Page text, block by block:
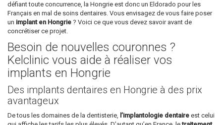
défiant toute concurrence, la Hongrie est donc un Eldorado pour les
Français en mal de soins dentaires. Vous envisagez de vous faire poser
un implant en Hongrie ? Voici ce que vous devez savoir avant de
concrétiser ce projet.
Besoin de nouvelles couronnes ?
Kelclinic vous aide à réaliser vos
implants en Hongrie
Des implants dentaires en Hongrie à des prix
avantageux
De tous les domaines de la dentisterie, l’implantologie dentaire est celui